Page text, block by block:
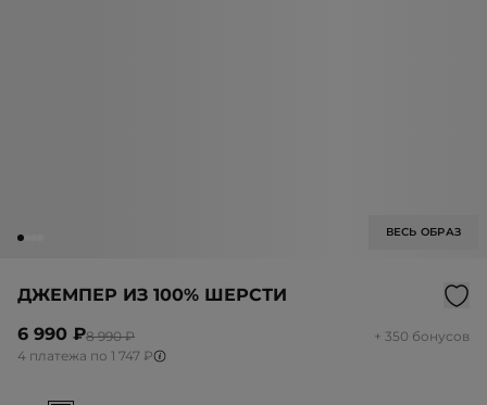
ВЕСЬ ОБРАЗ
ДЖЕМПЕР ИЗ 100% ШЕРСТИ
6 990 ₽8 990 ₽
+ 350 бонусов
4 платежа по 1 747 ₽